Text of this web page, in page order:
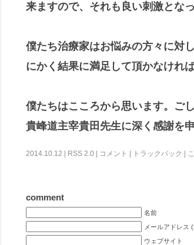
来ますので、それも良い刺激とな
僕たち治療家はお悩みの方々に対
にかく結果に満足して頂かなけれ
僕たちはこころから思います。ご
貴峰道主宰貴田先生に深く感謝を
2014.10.12 | RSS 2.0 コメント トラックバック
comment
名前
メールアドレス
ウェブサイト